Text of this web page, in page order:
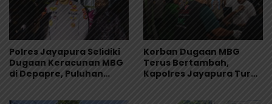
Polres Jayapura Selidiki
Dugaan Keracunan MBG
di Depapre, Puluhan
Korban Dugaan MBG
Terus Bertambah,
Kapolres Jayapura Turun